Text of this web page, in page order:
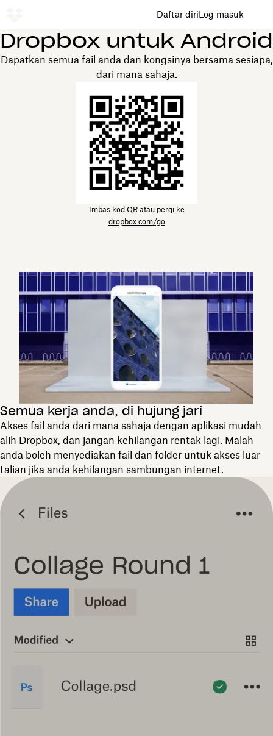
Daftar diriLog masuk
Dropbox untuk Android
Dapatkan semua fail anda dan kongsinya bersama sesiapa,
dari mana sahaja.
Imbas kod QR atau pergi ke
dropbox.com/go
Semua kerja anda, di hujung jari
Akses fail anda dari mana sahaja dengan aplikasi mudah
alih Dropbox, dan jangan kehilangan rentak lagi. Malah
anda boleh menyediakan fail dan folder untuk akses luar
talian jika anda kehilangan sambungan internet.